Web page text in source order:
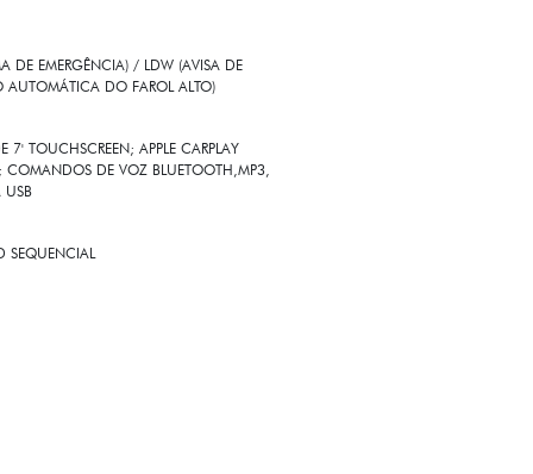
DE EMERGÊNCIA) / LDW (AVISA DE
DO FAROL ALTO)
7' TOUCHSCREEN; APPLE CARPLAY
COMANDOS DE VOZ BLUETOOTH,MP3,
USB
SEQUENCIAL